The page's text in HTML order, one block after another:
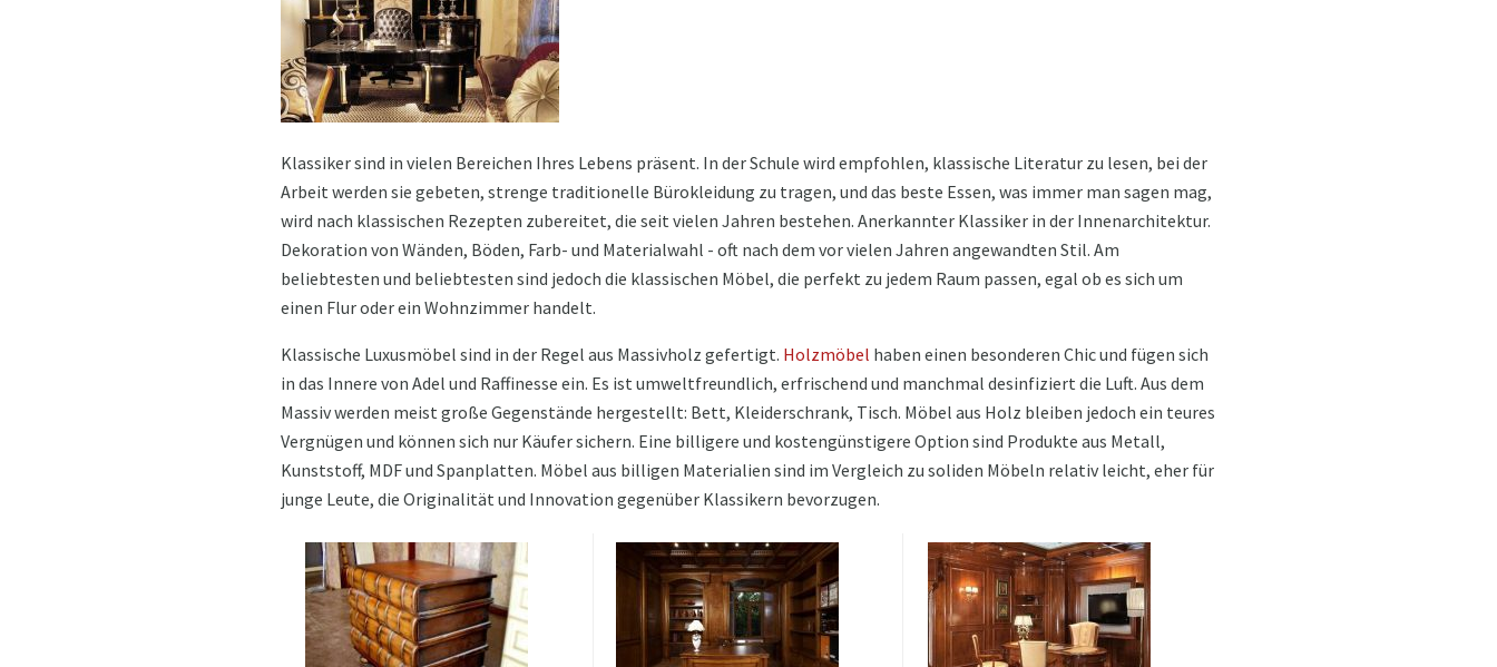
Klassiker sind in vielen Bereichen Ihres Lebens präsent. In der Schule wird empfohlen, klassische Literatur zu lesen, bei der
Arbeit werden sie gebeten, strenge traditionelle Bürokleidung zu tragen, und das beste Essen, was immer man sagen mag,
wird nach klassischen Rezepten zubereitet, die seit vielen Jahren bestehen. Anerkannter Klassiker in der Innenarchitektur.
Dekoration von Wänden, Böden, Farb- und Materialwahl - oft nach dem vor vielen Jahren angewandten Stil. Am
beliebtesten und beliebtesten sind jedoch die klassischen Möbel, die perfekt zu jedem Raum passen, egal ob es sich um
einen Flur oder ein Wohnzimmer handelt.
Klassische Luxusmöbel sind in der Regel aus Massivholz gefertigt. Holzmöbel haben einen besonderen Chic und fügen sich
in das Innere von Adel und Raffinesse ein. Es ist umweltfreundlich, erfrischend und manchmal desinfiziert die Luft. Aus dem
Massiv werden meist große Gegenstände hergestellt: Bett, Kleiderschrank, Tisch. Möbel aus Holz bleiben jedoch ein teures
Vergnügen und können sich nur Käufer sichern. Eine billigere und kostengünstigere Option sind Produkte aus Metall,
Kunststoff, MDF und Spanplatten. Möbel aus billigen Materialien sind im Vergleich zu soliden Möbeln relativ leicht, eher für
junge Leute, die Originalität und Innovation gegenüber Klassikern bevorzugen.